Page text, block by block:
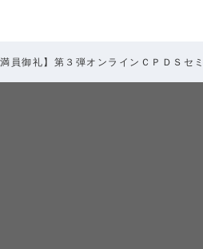
満員御礼】第３弾オンラインＣＰＤＳセ